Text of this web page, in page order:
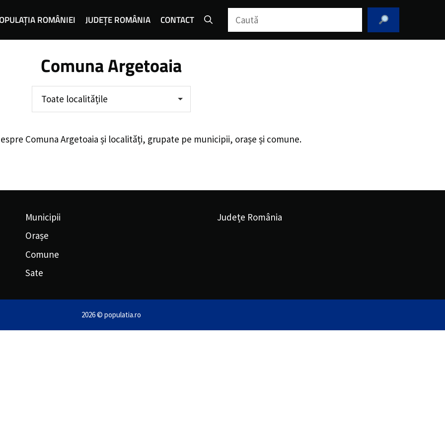
ROMÂNIEI JUDEȚE ROMÂNIA CONTACT Caută
Comuna Argetoaia
Toate localitățile
Comuna Argetoaia și localități, grupate pe municipii, orașe și comune.
Municipii
Orașe
Comune
Sate
Județe România
2026 © populatia.ro